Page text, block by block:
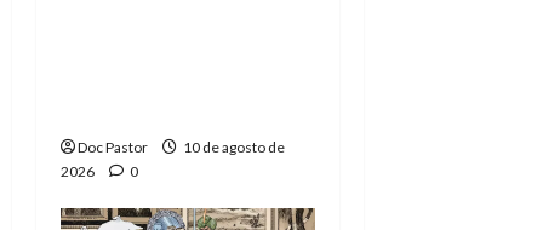
Doc Pastor
10 de agosto de
2026
0